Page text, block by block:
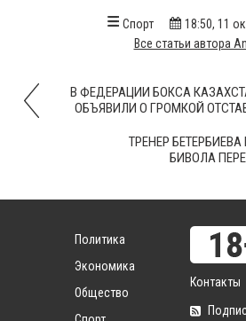
Спорт
18:50, 11
Все статьи автора
В ФЕДЕРАЦИИ БОКСА
ОБЪЯВИЛИ О ГРОМКОЙ
ТРЕНЕР
БИВОЛА
Политика
Экономика
Общество
Контакты